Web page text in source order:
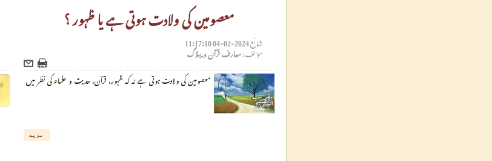
معصومین کی ولادت ہوتی ہے یا ظہور ؟
شائع2024-02-04 11:17:10
مؤلف:معارف قرآن ویبلاگ
معصومین کی ولادت ہوتی ہے نہ کہ ظہور، قرآن، حدیث و علماء کی نظر میں
مزید